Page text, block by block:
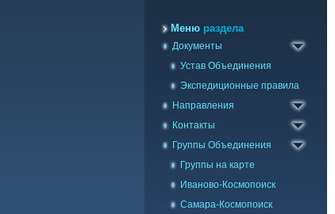
Меню раздела
Документы
Устав Объединения
Экспедиционные правила
Направления
Геологическое
Изучения полтергейста
Криптобиологическое
Уфологическое
Контакты
Отправить сообщение
Связь с группами
Ваши наблюдения
Наблюдения УФОсети
Заявка в Skype
Группы Объединения
Группы на карте
Иваново-Космопоиск
Самара-Космопоиск